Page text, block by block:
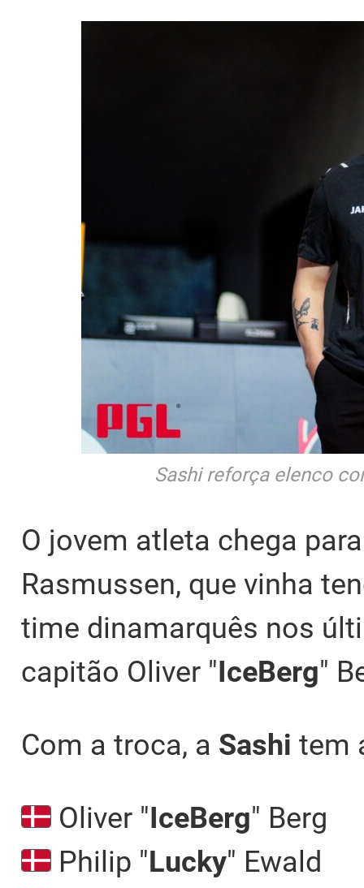
Sashi reforça elenco
O jovem atleta chega
Rasmussen, que vinha
time dinamarquês nos
capitão Oliver "⁠IceBerg⁠"
Com a troca, a Sashi tem
Oliver "⁠IceBerg⁠" Berg
Philip "⁠Lucky⁠" Ewald